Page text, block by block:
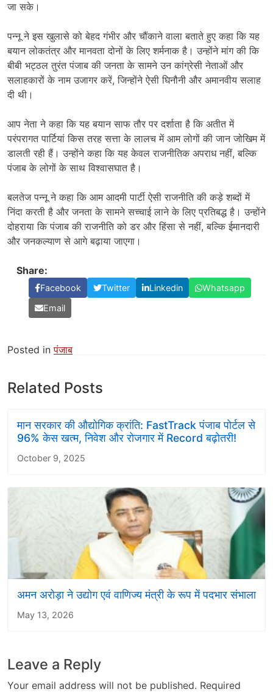
जा सके।
पन्नू ने इस खुलासे को बेहद गंभीर और चौंकाने वाला बताते हुए कहा कि यह
बयान लोकतंत्र और मानवता दोनों के लिए शर्मनाक है। उन्होंने मांग की कि
बीबी भट्ठल तुरंत पंजाब की जनता के सामने उन कांग्रेसी नेताओं और
सलाहकारों के नाम उजागर करें, जिन्होंने ऐसी घिनौनी और अमानवीय सलाह
दी थी।
आप नेता ने कहा कि यह बयान साफ तौर पर दर्शाता है कि अतीत में
परंपरागत पार्टियां किस तरह सत्ता के लालच में आम लोगों की जान जोखिम में
डालती रही हैं। उन्होंने कहा कि यह केवल राजनीतिक अपराध नहीं, बल्कि
पंजाब के लोगों के साथ विश्वासघात है।
बलतेज पन्नू ने कहा कि आम आदमी पार्टी ऐसी राजनीति की कड़े शब्दों में
निंदा करती है और जनता के सामने सच्चाई लाने के लिए प्रतिबद्ध है। उन्होंने
दोहराया कि पंजाब की राजनीति को डर और हिंसा से नहीं, बल्कि ईमानदारी
और जनकल्याण से आगे बढ़ाया जाएगा।
Share:
Facebook Twitter Linkedin
Whatsapp
Email
Posted inपंजाब
Related Posts
मान सरकार की औद्योगिक क्रांति: FastTrack पंजाब पोर्टल से
96% केस खत्म, निवेश और रोजगार में Record बढ़ोतरी!
October 9, 2025
अमन अरोड़ा ने उद्योग एवं वाणिज्य मंत्री के रूप में पदभार संभाला
May 13, 2026
Leave a Reply
Your email address will not be published. Required